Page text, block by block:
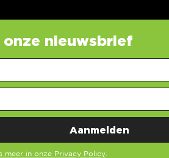
nieuwsbrief
meer in onze Privacy Policy